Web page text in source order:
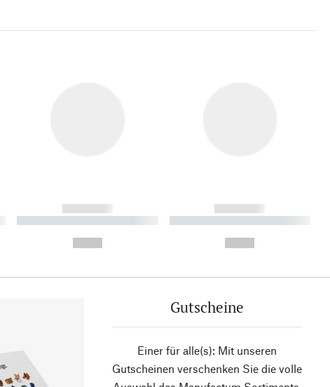
------------
----------- ----------- ----------
------------
----------- ----------- ----------
Gutscheine
Einer für alle(s): Mit unseren
Gutscheinen verschenken Sie die volle